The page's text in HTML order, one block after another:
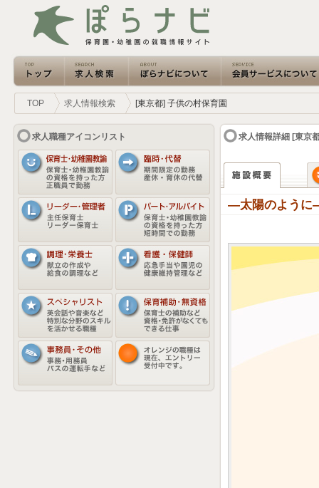
TOP 求人情報検索 [東京都] 子供の村保育園
求人職種アイコンリスト 求人情報詳細 [東京
―太陽のよう